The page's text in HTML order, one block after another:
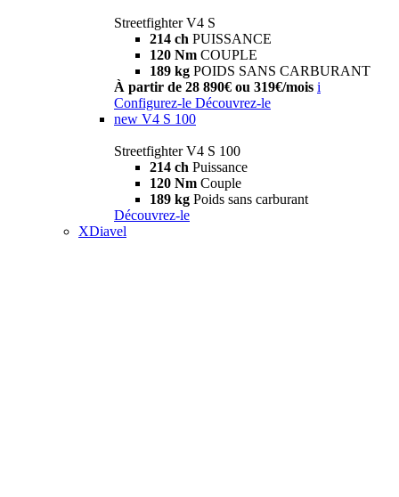
Streetfighter V4 S
214 ch PUISSANCE
120 Nm COUPLE
189 kg POIDS SANS CARBURANT
À partir de 28 890€ ou 319€/mois i
Configurez-le Découvrez-le
new V4 S 100
Streetfighter V4 S 100
214 ch Puissance
120 Nm Couple
189 kg Poids sans carburant
Découvrez-le
XDiavel